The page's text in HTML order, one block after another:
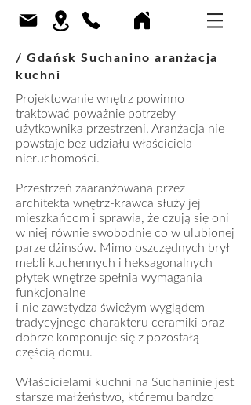
/ Gdańsk Suchanino aranżacja
kuchni
Projektowanie wnętrz powinno
traktować poważnie potrzeby
użytkownika przestrzeni. Aranżacja nie
powstaje bez udziału właściciela
nieruchomości.
Przestrzeń zaaranżowana przez
architekta wnętrz-krawca służy jej
mieszkańcom i sprawia, że czują się oni
w niej równie swobodnie co w ulubionej
parze dżinsów. Mimo oszczędnych brył
mebli kuchennych i heksagonalnych
płytek wnętrze spełnia wymagania
funkcjonalne
i nie zawstydza świeżym wyglądem
tradycyjnego charakteru ceramiki oraz
dobrze komponuje się z pozostałą
częścią domu.
Właścicielami kuchni na Suchaninie jest
starsze małżeństwo, któremu bardzo